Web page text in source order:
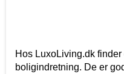
Hos LuxoLiving.dk
boligindretning. De er